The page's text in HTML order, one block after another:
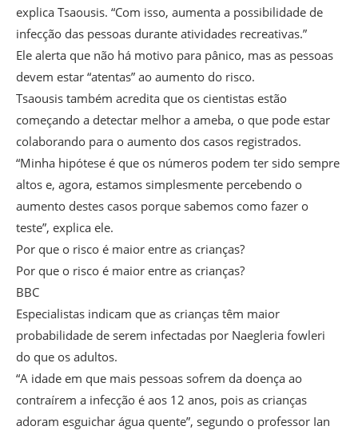
explica Tsaousis. “Com isso, aumenta a possibilidade de
infecção das pessoas durante atividades recreativas.”
Ele alerta que não há motivo para pânico, mas as pessoas
devem estar “atentas” ao aumento do risco.
Tsaousis também acredita que os cientistas estão
começando a detectar melhor a ameba, o que pode estar
colaborando para o aumento dos casos registrados.
“Minha hipótese é que os números podem ter sido sempre
altos e, agora, estamos simplesmente percebendo o
aumento destes casos porque sabemos como fazer o
teste”, explica ele.
Por que o risco é maior entre as crianças?
Por que o risco é maior entre as crianças?
BBC
Especialistas indicam que as crianças têm maior
probabilidade de serem infectadas por Naegleria fowleri
do que os adultos.
“A idade em que mais pessoas sofrem da doença ao
contraírem a infecção é aos 12 anos, pois as crianças
adoram esguichar água quente”, segundo o professor Ian